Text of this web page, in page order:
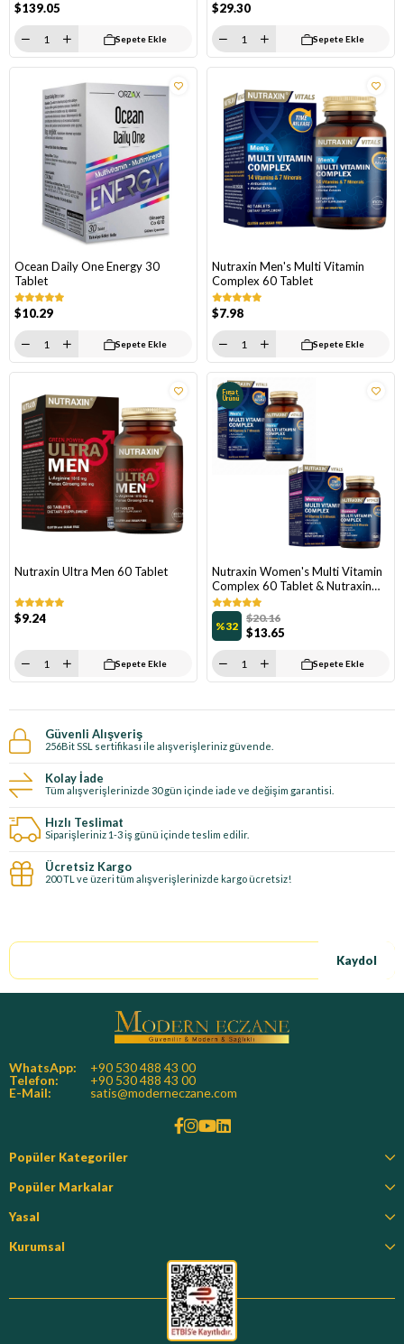
$139.05
Sepete Ekle
$29.30
Sepete Ekle
Ocean Daily One Energy 30
Tablet
$10.29
Sepete Ekle
Nutraxin Men's Multi Vitamin
Complex 60 Tablet
$7.98
Sepete Ekle
Nutraxin Ultra Men 60 Tablet
$9.24
Sepete Ekle
Nutraxin Women's Multi Vitamin
Complex 60 Tablet & Nutraxin
Men's Multi Vitamin Complex 60
Tablet
%32 $13.65
$20.16
Fırsat
Ürünü
Sepete Ekle
Güvenli Alışveriş
256Bit SSL sertifikası ile alışverişleriniz güvende.
Kolay İade
Tüm alışverişlerinizde 30 gün içinde iade ve değişim garantisi.
Hızlı Teslimat
Siparişleriniz 1-3 iş günü içinde teslim edilir.
Ücretsiz Kargo
200 TL ve üzeri tüm alışverişlerinizde kargo ücretsiz!
Kaydol
WhatsApp:
+90 530 488 43 00
Telefon:
+90 530 488 43 00
E-Mail:
satis@moderneczane.com
Popüler Kategoriler
Popüler Markalar
Yasal
Kurumsal